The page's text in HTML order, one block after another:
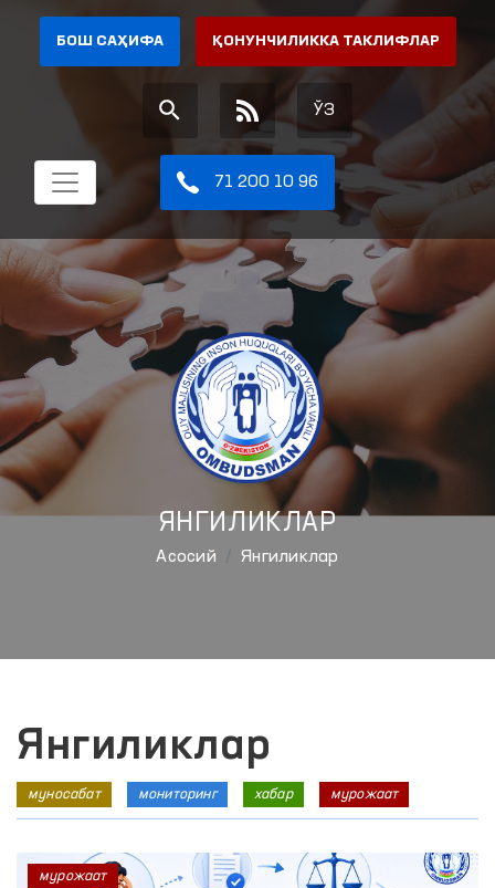
БОШ САҲИФА ҚОНУНЧИЛИККА ТАКЛИФЛАР
ЎЗ
71 200 10 96
ЯНГИЛИКЛАР
Aсосий Янгиликлар
Янгиликлар
муносабат мониторинг хабар мурожаат
мурожаат